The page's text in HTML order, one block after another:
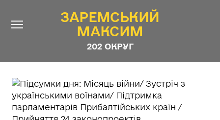
ЗАРЕМСЬКИЙ
МАКСИМ
202 ОКРУГ
ЗАРЕМСЬКИЙ
МАКСИМ
202 ОКРУГ
Новини
Звіти